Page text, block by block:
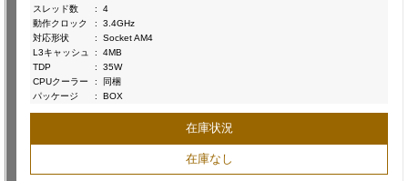
スレッド数
:
4
動作クロック
:
3.4GHz
対応形状
:
Socket AM4
L3キャッシュ
:
4MB
TDP
:
35W
CPUクーラー
:
同梱
パッケージ
: BOX
在庫状況
在庫なし